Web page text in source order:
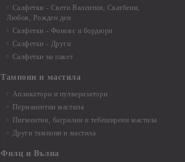
Салфетки - Свети Валентин, Сватбени,
Любов, Рожден ден
Салфетки - Фонове и бордюри
Салфетки - Други
Салфетки на пакет
Тампони и мастила
Апликатори и пулверизатори
Перманентни мастила
Пигментни, багрилни и тебеширени мастила
Други тампони и мастила
Филц и Вълна